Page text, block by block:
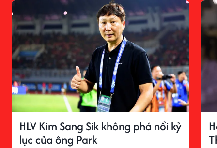
HLV Kim Sang Sik không phá nổi kỷ
lục của ông Park